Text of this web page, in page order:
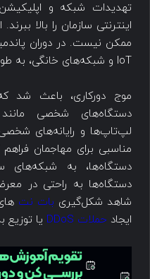
تهدیدات شبکه و
اینترنتی سازمان را بالا
ممکن نیست. در دوران
IoT و شبکه‌های خانگی، به طور تصاعدی افزایش پیدا کرد.
موج دورکاری، باعث شد
دستگاه‌های شخصی
لپ‌تاپ‌ها و رایانه‌های
مناسبی برای مهاجمان فراهم
دستگاه‌ها، به شبکه‌های
دستگاه‌ها به راحتی در
شاهد شکل‌گیری بات نت
ایجاد حملات DDoS یا توزیع